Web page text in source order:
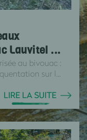
Lauvitel ...
au bivouac :
sur l...
LIRE LA SUITE